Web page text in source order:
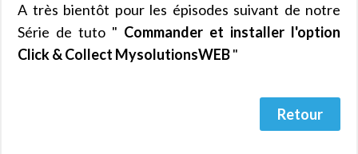
A très bientôt pour les épisodes suivant de notre
Série de tuto " Commander et installer l'option
Click & Collect MysolutionsWEB"
Retour